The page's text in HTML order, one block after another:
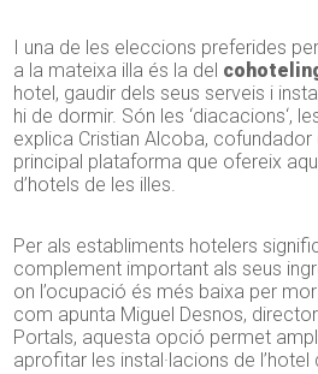
I una de les eleccions preferides
a la mateixa illa és la del
hotel, gaudir dels seus serveis i
hi de dormir. Són les ‘diacacions‘,
explica CristianAlcoba, cofundador
principal plataforma que ofereix
d’hotels de les illes.
Per als establiments hotelers
complement important als seus
on l’ocupació és més baixa per
com apunta Miguel Desnos,
Portals, aquesta opció permet
aprofitar les instal·lacions de